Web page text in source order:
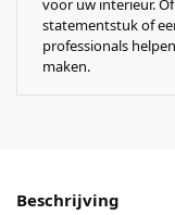
voor uw interieur.
statementstuk of
professionals
maken.
Beschrijving